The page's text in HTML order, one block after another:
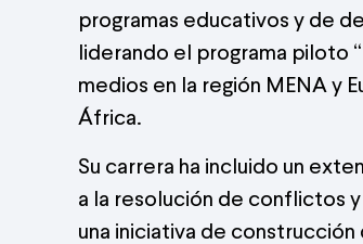
programas educativos y de
liderando el programa piloto
medios en la región MENA y
África.
Su carrera ha incluido un
a la resolución de conflictos
una iniciativa de construcción